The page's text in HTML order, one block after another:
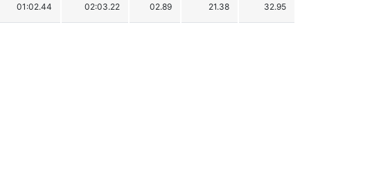
01:02.44 02:03.22 02.89 21.38 32.95